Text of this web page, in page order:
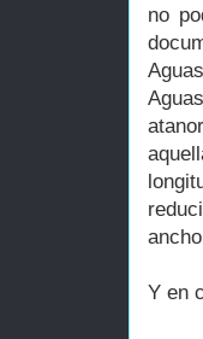
no
Y en